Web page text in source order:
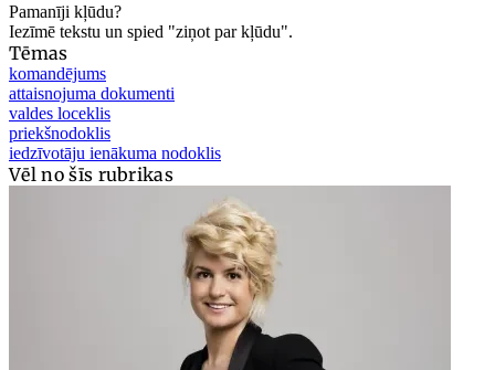
Pamanīji kļūdu?
Iezīmē tekstu un spied "ziņot par kļūdu".
Tēmas
komandējums
attaisnojuma dokumenti
valdes loceklis
priekšnodoklis
iedzīvotāju ienākuma nodoklis
Vēl no šīs rubrikas